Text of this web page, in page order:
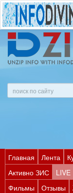
Главная Лента
Активно ЗИС
LIVE
Фильмы
Отзывы